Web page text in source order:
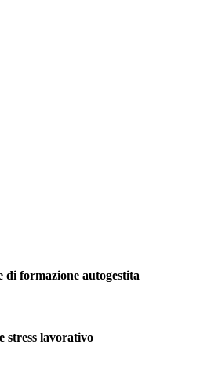
di formazione autogestita
stress lavorativo